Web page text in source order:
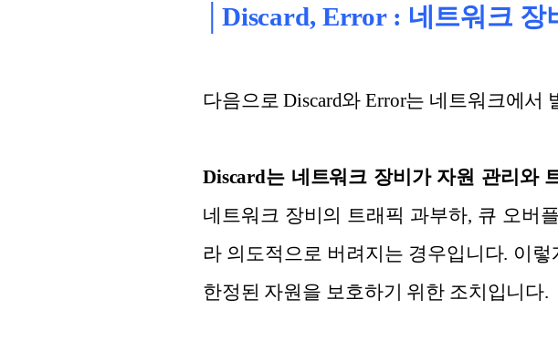
│Discard, Error : 네트워크
다음으로 Discard와 Error는 네트워크에
Discard는 네트워크 장비가 자원 관리와
네트워크 장비의 트래픽 과부하, 큐 오버
라 의도적으로 버려지는 경우입니다. 이
한정된 자원을 보호하기 위한 조치입니다.